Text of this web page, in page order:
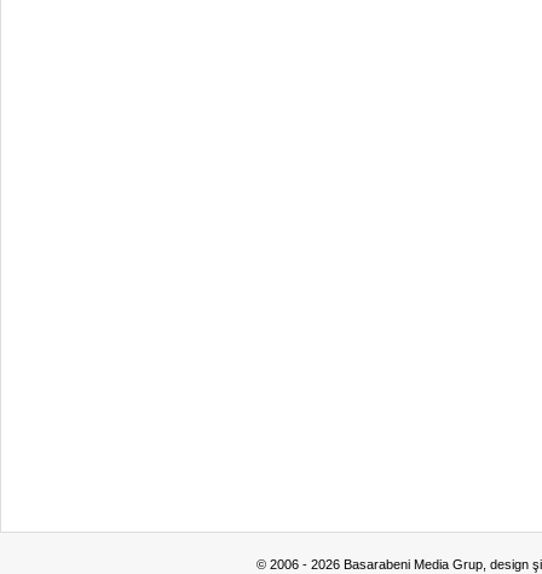
© 2006 - 2026 Basarabeni Media Grup, design